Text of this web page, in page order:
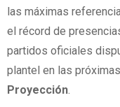
las máximas
el récord de
partidos oficiales
plantel en las
Proyección.